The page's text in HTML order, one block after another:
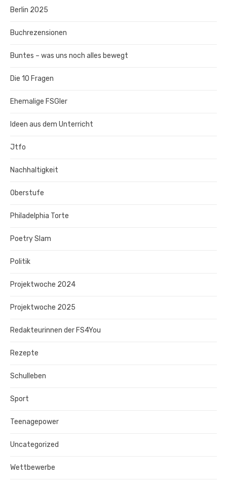
Berlin 2025
Buchrezensionen
Buntes – was uns noch alles bewegt
Die 10 Fragen
Ehemalige FSGler
Ideen aus dem Unterricht
Jtfo
Nachhaltigkeit
Oberstufe
Philadelphia Torte
Poetry Slam
Politik
Projektwoche 2024
Projektwoche 2025
Redakteurinnen der FS4You
Rezepte
Schulleben
Sport
Teenagepower
Uncategorized
Wettbewerbe